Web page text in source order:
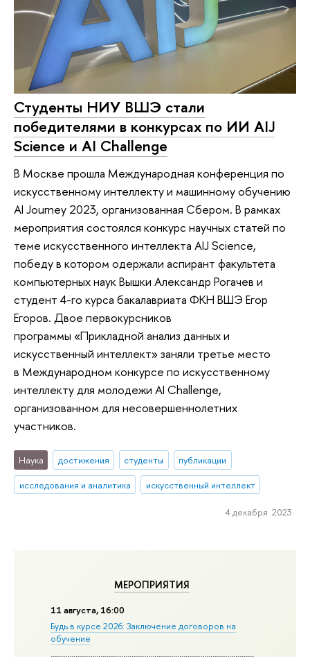
МЕРОПРИЯТИЯ
11 августа, 16:00
Будь в курсе 2026: Заключение договоров на
обучение
Студенты НИУ ВШЭ стали
победителями в конкурсах по ИИ AIJ
Science и AI Challenge
В Москве прошла Международная конференция по
искусственному интеллекту и машинному обучению
AI Journey 2023, организованная Сбером. В рамках
мероприятия состоялся конкурс научных статей по
теме искусственного интеллекта AIJ Science,
победу в котором одержали аспирант факультета
компьютерных наук Вышки Александр Рогачев и
студент 4-го курса бакалавриата ФКН ВШЭ Егор
Егоров. Двое первокурсников
программы «Прикладной анализ данных и
искусственный интеллект» заняли третье место
в Международном конкурсе по искусственному
интеллекту для молодежи AI Challenge,
организованном для несовершеннолетних
участников.
Наука достижения студенты
публикации
исследования и аналитика
искусственный интеллект
4 декабря 2023